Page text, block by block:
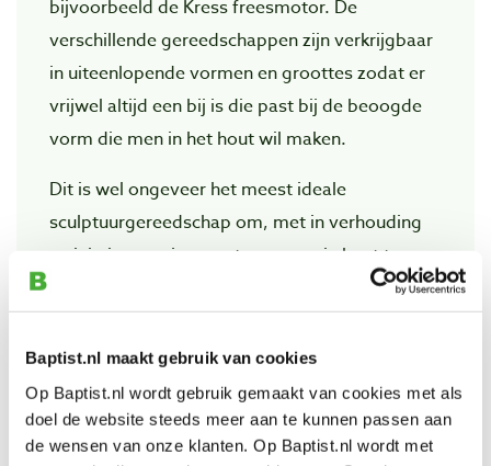
Baptist.nl maakt gebruik van cookies
Op Baptist.nl wordt gebruik gemaakt van cookies met als
doel de website steeds meer aan te kunnen passen aan
de wensen van onze klanten. Op Baptist.nl wordt met
bijvoorbeeld de Kress freesmotor. De
verschillende gereedschappen zijn verkrijgbaar
in uiteenlopende vormen en groottes zodat er
vrijwel altijd een bij is die past bij de beoogde
vorm die men in het hout wil maken.
Dit is wel ongeveer het meest ideale
sculptuurgereedschap om, met in verhouding
weinig inspanning, grote vormen in hout te
maken waarbij u dichtbij een glad eindresultaat
uitkomt en met het juiste product, de juiste
raspvorm, heel gedetailleerd kunt werken.
Houdt er wel rekening mee dat u in korte tijd
veel rasp-afval produceert, dus dit is echt een
werk voor buiten of in een speciale werkruimte.